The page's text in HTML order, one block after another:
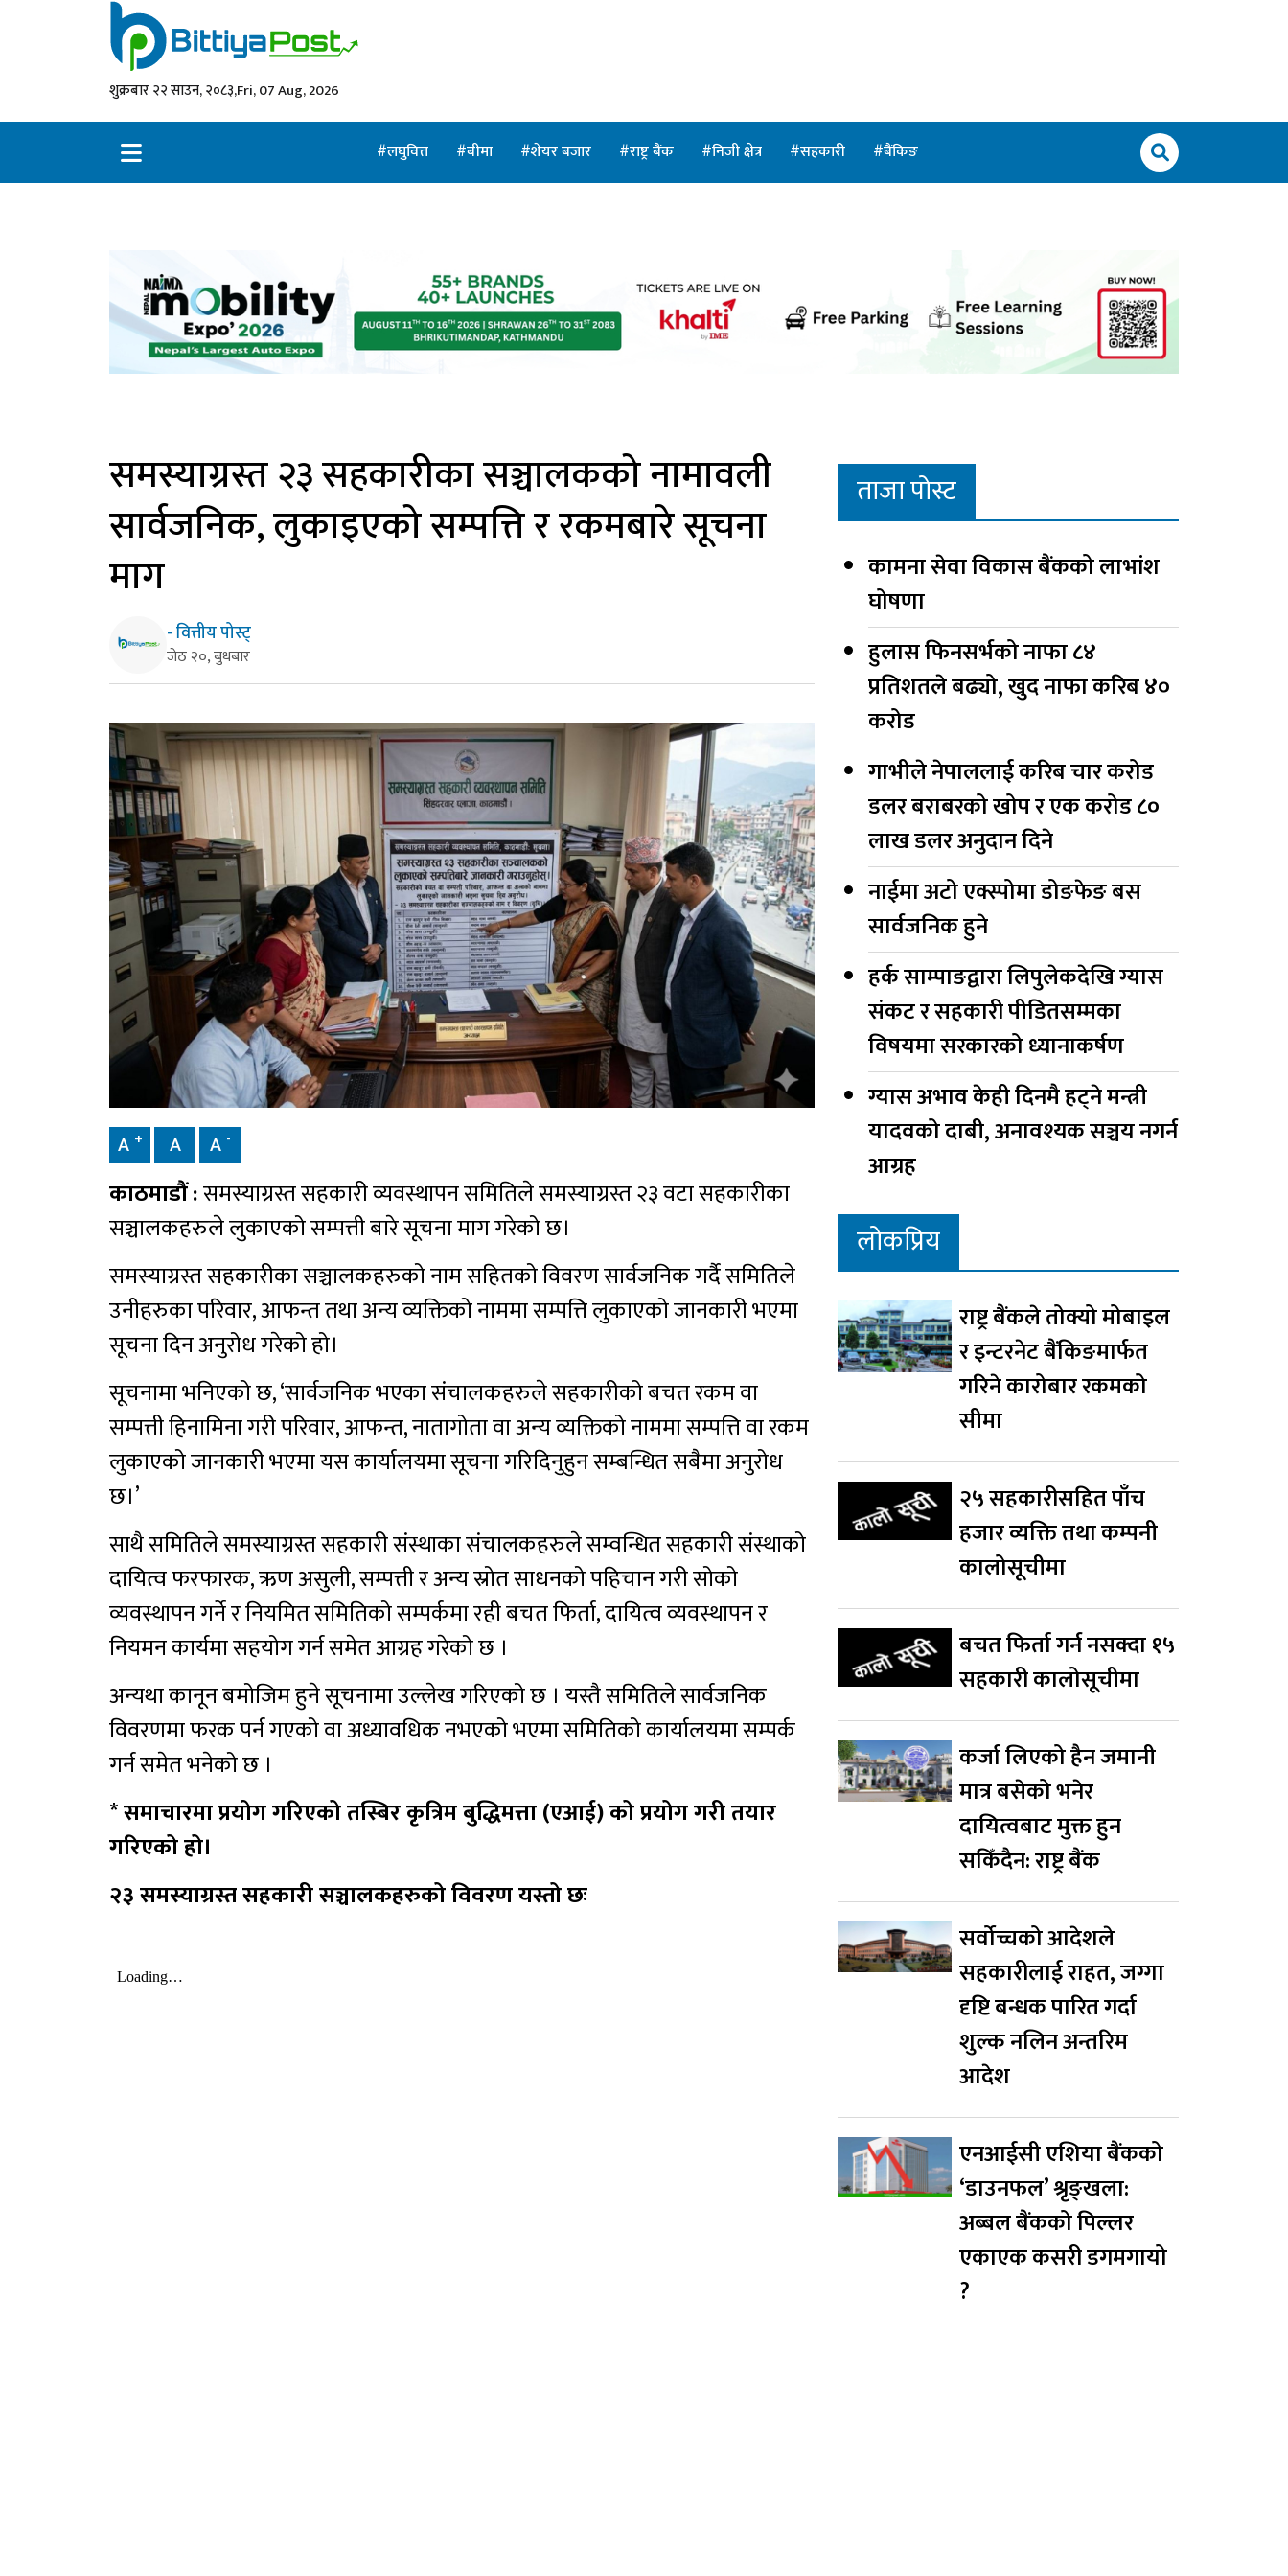
शुक्रबार २२ साउन, २०८३,Fri, 07 Aug, 2026
लघुवित्त बीमा शेयर बजार राष्ट्र बैंक निजी क्षेत्र सहकारी बैंकिङ
समस्याग्रस्त २३ सहकारीका सञ्चालकको नामावली
सार्वजनिक, लुकाइएको सम्पत्ति र रकमबारे सूचना
माग
- वित्तीय पोस्ट्
जेठ २०, बुधबार
A + A A -
काठमाडौं :समस्याग्रस्त सहकारी व्यवस्थापन समितिले समस्याग्रस्त २३ वटा सहकारीका
सञ्चालकहरुले लुकाएको सम्पत्ती बारे सूचना माग गरेको छ।
समस्याग्रस्त सहकारीका सञ्चालकहरुको नाम सहितको विवरण सार्वजनिक गर्दै समितिले
उनीहरुका परिवार, आफन्त तथा अन्य व्यक्तिको नाममा सम्पत्ति लुकाएको जानकारी भएमा
सूचना दिन अनुरोध गरेको हो।
सूचनामा भनिएको छ, ‘सार्वजनिक भएका संचालकहरुले सहकारीको बचत रकम वा
सम्पत्ती हिनामिना गरी परिवार, आफन्त, नातागोता वा अन्य व्यक्तिको नाममा सम्पत्ति वा रकम
लुकाएको जानकारी भएमा यस कार्यालयमा सूचना गरिदिनुहुन सम्बन्धित सबैमा अनुरोध
छ।’
साथै समितिले समस्याग्रस्त सहकारी संस्थाका संचालकहरुले सम्वन्धित सहकारी संस्थाको
दायित्व फरफारक, ऋण असुली, सम्पत्ती र अन्य स्रोत साधनको पहिचान गरी सोको
व्यवस्थापन गर्ने र नियमित समितिको सम्पर्कमा रही बचत फिर्ता, दायित्व व्यवस्थापन र
नियमन कार्यमा सहयोग गर्न समेत आग्रह गरेको छ ।
अन्यथा कानून बमोजिम हुने सूचनामा उल्लेख गरिएको छ । यस्तै समितिले सार्वजनिक
विवरणमा फरक पर्न गएको वा अध्यावधिक नभएको भएमा समितिको कार्यालयमा सम्पर्क
गर्न समेत भनेको छ ।
* समाचारमा प्रयोग गरिएको तस्बिर कृत्रिम बुद्धिमत्ता (एआई) को प्रयोग गरी तयार
गरिएको हो।
२३ समस्याग्रस्त सहकारी सञ्चालकहरुको विवरण यस्तो छः
ताजा पोस्ट
कामना सेवा विकास बैंकको लाभांश
घोषणा
हुलास फिनसर्भको नाफा ८४
प्रतिशतले बढ्यो, खुद नाफा करिब ४०
करोड
गाभीले नेपाललाई करिब चार करोड
डलर बराबरको खोप र एक करोड ८०
लाख डलर अनुदान दिने
नाईमा अटो एक्स्पोमा डोङफेङ बस
सार्वजनिक हुने
हर्क साम्पाङद्वारा लिपुलेकदेखि ग्यास
संकट र सहकारी पीडितसम्मका
विषयमा सरकारको ध्यानाकर्षण
ग्यास अभाव केही दिनमै हट्ने मन्त्री
यादवको दाबी, अनावश्यक सञ्चय नगर्न
आग्रह
लोकप्रिय
राष्ट्र बैंकले तोक्यो मोबाइल
र इन्टरनेट बैंकिङमार्फत
गरिने कारोबार रकमको
सीमा
२५ सहकारीसहित पाँच
हजार व्यक्ति तथा कम्पनी
कालोसूचीमा
बचत फिर्ता गर्न नसक्दा १५
सहकारी कालोसूचीमा
कर्जा लिएको हैन जमानी
मात्र बसेको भनेर
दायित्वबाट मुक्त हुन
सकिँदैन: राष्ट्र बैंक
सर्वोच्चको आदेशले
सहकारीलाई राहत, जग्गा
दृष्टि बन्धक पारित गर्दा
शुल्क नलिन अन्तरिम
आदेश
एनआईसी एशिया बैंकको
‘डाउनफल’ श्रृङ्खला:
अब्बल बैंकको पिल्लर
एकाएक कसरी डगमगायो
?